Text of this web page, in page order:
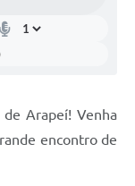
Arapeí! Venha
encontro de